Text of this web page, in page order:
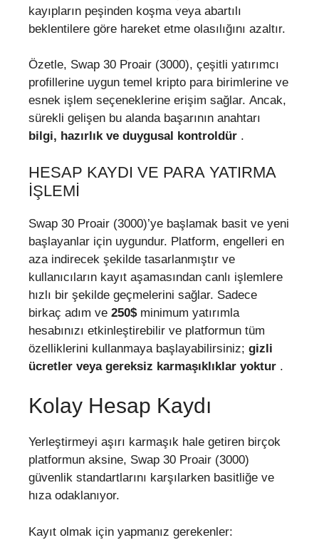
kayıpların peşinden koşma veya abartılı
beklentilere göre hareket etme olasılığını azaltır.
Özetle, Swap 30 Proair (3000), çeşitli yatırımcı
profillerine uygun temel kripto para birimlerine ve
esnek işlem seçeneklerine erişim sağlar. Ancak,
sürekli gelişen bu alanda başarının anahtarı
bilgi, hazırlık ve duygusal kontroldür .
HESAP KAYDI VE PARA YATIRMA
İŞLEMI
Swap 30 Proair (3000)’ye başlamak basit ve yeni
başlayanlar için uygundur. Platform, engelleri en
aza indirecek şekilde tasarlanmıştır ve
kullanıcıların kayıt aşamasından canlı işlemlere
hızlı bir şekilde geçmelerini sağlar. Sadece
birkaç adım ve 250$minimum yatırımla
hesabınızı etkinleştirebilir ve platformun tüm
özelliklerini kullanmaya başlayabilirsiniz; gizli
ücretler veya gereksiz karmaşıklıklar yoktur .
Kolay Hesap Kaydı
Yerleştirmeyi aşırı karmaşık hale getiren birçok
platformun aksine, Swap 30 Proair (3000)
güvenlik standartlarını karşılarken basitliğe ve
hıza odaklanıyor.
Kayıt olmak için yapmanız gerekenler: